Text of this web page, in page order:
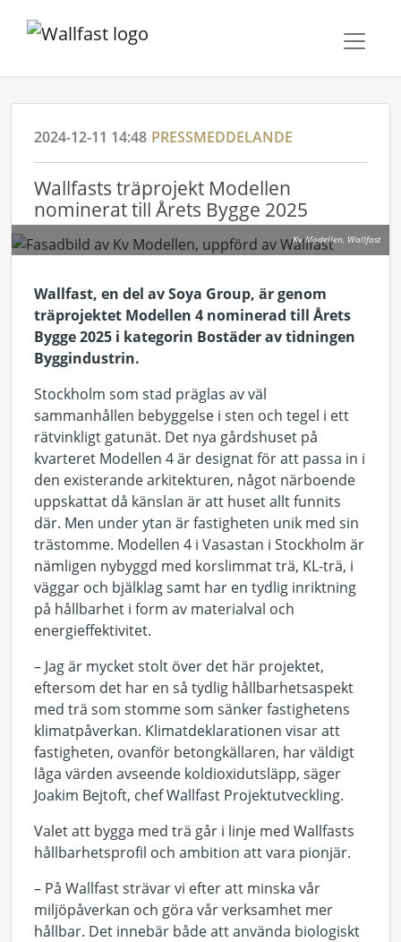
2024-12-11 14:48 PRESSMEDDELANDE
Wallfasts träprojekt Modellen
nominerat till Årets Bygge 2025
Kv Modellen, Wallfast
Wallfast, en del av Soya Group, är genom
träprojektet Modellen 4 nominerad till Årets
Bygge 2025 i kategorin Bostäder av tidningen
Byggindustrin.
Stockholm som stad präglas av väl
sammanhållen bebyggelse i sten och tegel i ett
rätvinkligt gatunät. Det nya gårdshuset på
kvarteret Modellen 4 är designat för att passa in i
den existerande arkitekturen, något närboende
uppskattat då känslan är att huset allt funnits
där. Men under ytan är fastigheten unik med sin
trästomme. Modellen 4 i Vasastan i Stockholm är
nämligen nybyggd med korslimmat trä, KL-trä, i
väggar och bjälklag samt har en tydlig inriktning
på hållbarhet i form av materialval och
energieffektivitet.
– Jag är mycket stolt över det här projektet,
eftersom det har en så tydlig hållbarhetsaspekt
med trä som stomme som sänker fastighetens
klimatpåverkan. Klimatdeklarationen visar att
fastigheten, ovanför betongkällaren, har väldigt
låga värden avseende koldioxidutsläpp, säger
Joakim Bejtoft, chef Wallfast Projektutveckling.
Valet att bygga med trä går i linje med Wallfasts
hållbarhetsprofil och ambition att vara pionjär.
– På Wallfast strävar vi efter att minska vår
miljöpåverkan och göra vår verksamhet mer
hållbar. Det innebär både att använda biologiskt